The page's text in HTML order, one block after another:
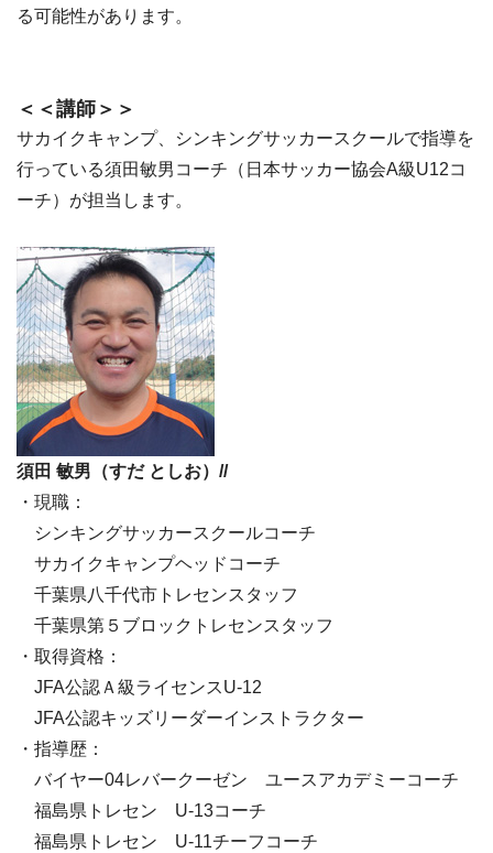
る可能性があります。
＜＜講師＞＞
サカイクキャンプ、シンキングサッカースクールで指導を
行っている須田敏男コーチ（日本サッカー協会A級U12コ
ーチ）が担当します。
須田 敏男（すだ としお）//
・現職：
シンキングサッカースクールコーチ
サカイクキャンプヘッドコーチ
千葉県八千代市トレセンスタッフ
千葉県第５ブロックトレセンスタッフ
・取得資格：
JFA公認Ａ級ライセンスU-12
JFA公認キッズリーダーインストラクター
・指導歴：
バイヤー04レバークーゼン ユースアカデミーコーチ
福島県トレセン U-13コーチ
福島県トレセン U-11チーフコーチ